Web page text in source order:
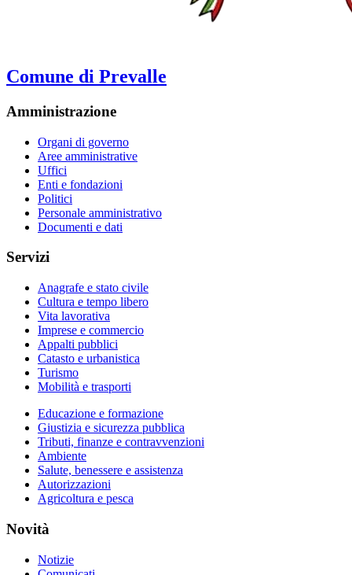
Comune di Prevalle
Amministrazione
Organi di governo
Aree amministrative
Uffici
Enti e fondazioni
Politici
Personale amministrativo
Documenti e dati
Servizi
Anagrafe e stato civile
Cultura e tempo libero
Vita lavorativa
Imprese e commercio
Appalti pubblici
Catasto e urbanistica
Turismo
Mobilità e trasporti
Educazione e formazione
Giustizia e sicurezza pubblica
Tributi, finanze e contravvenzioni
Ambiente
Salute, benessere e assistenza
Autorizzazioni
Agricoltura e pesca
Novità
Notizie